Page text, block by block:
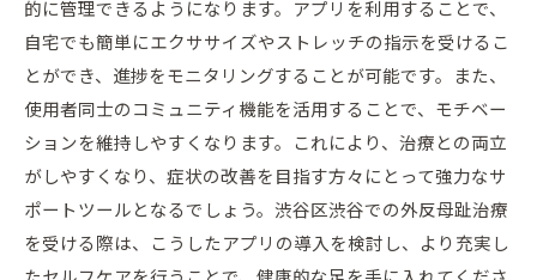
的に管理できるようになります。アプリを利用することで、
自宅でも簡単にエクササイズやストレッチの指示を受けるこ
とができ、進捗をモニタリングすることが可能です。また、
使用者同士のコミュニティ機能を活用することで、モチベー
ションを維持しやすくなります。これにより、治療との両立
がしやすくなり、症状の改善を目指す方々にとって強力なサ
ポートツールとなるでしょう。渋谷区渋谷での外反母趾治療
を受ける際は、こうしたアプリの導入を検討し、より充実し